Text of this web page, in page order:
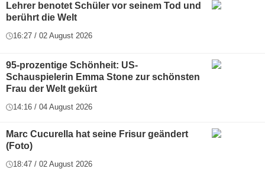
Lehrer benotet Schüler vor seinem Tod und
berührt die Welt
16:27 / 02 August 2026
95-prozentige Schönheit: US-
Schauspielerin Emma Stone zur schönsten
Frau der Welt gekürt
14:16 / 04 August 2026
Marc Cucurella hat seine Frisur geändert
(Foto)
18:47 / 02 August 2026